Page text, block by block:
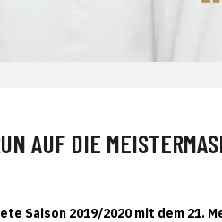
AUF DIE
Saison 2019/2020 mit dem